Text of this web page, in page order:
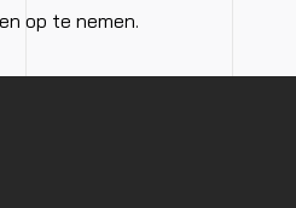
op te nemen.​​